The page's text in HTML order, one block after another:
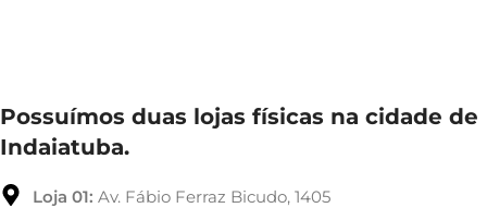
Possuímos duas lojas físicas na cidade de
Indaiatuba.
Loja 01: Av. Fábio Ferraz Bicudo, 1405